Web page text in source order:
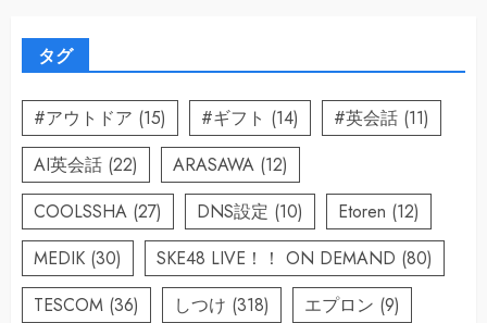
タグ
#アウトドア (15) #ギフト (14) #英会話 (11)
AI英会話 (22) ARASAWA (12)
COOLSSHA (27) DNS設定 (10) Etoren (12)
MEDIK (30) SKE48 LIVE！！ ON DEMAND (80)
TESCOM (36) しつけ (318) エプロン (9)